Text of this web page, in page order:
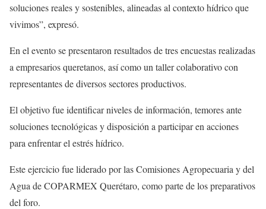
soluciones reales y sostenibles, alineadas al contexto hídrico que
vivimos”, expresó.
En el evento se presentaron resultados de tres encuestas realizadas
a empresarios queretanos, así como un taller colaborativo con
representantes de diversos sectores productivos.
El objetivo fue identificar niveles de información, temores ante
soluciones tecnológicas y disposición a participar en acciones
para enfrentar el estrés hídrico.
Este ejercicio fue liderado por las Comisiones Agropecuaria y del
Agua de COPARMEX Querétaro, como parte de los preparativos
del foro.